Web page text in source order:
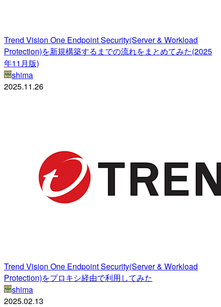
Trend Vision One Endpoint Security(Server & Workload
Protection)を新規構築するまでの流れをまとめてみた(2025
年11月版)
shima
2025.11.26
Trend Vision One Endpoint Security(Server & Workload
Protection)をプロキシ経由で利用してみた
shima
2025.02.13